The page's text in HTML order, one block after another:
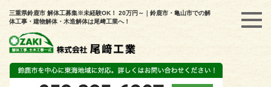
三重県鈴鹿市 解体工募集※未経験OK！ 20万円～｜鈴鹿市・亀山市での解
体工事・建物解体・木造解体は尾﨑工業へ！